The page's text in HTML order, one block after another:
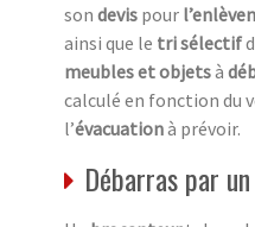
son devis pour
ainsi que le tri sélectif
meubles et objetsà
calculé en fonction du
l’évacuationà prévoir.
Débarras par